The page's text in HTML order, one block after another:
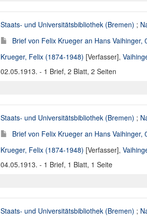
Staats- und Universitätsbibliothek (Bremen) ;
Brief von Felix Krueger an Hans Vaihinger,
Krueger, Felix (1874-1948) [Verfasser],
02.05.1913. - 1 Brief, 2 Blatt, 2 Seiten
Staats- und Universitätsbibliothek (Bremen) ;
Brief von Felix Krueger an Hans Vaihinger,
Krueger, Felix (1874-1948) [Verfasser],
04.05.1913. - 1 Brief, 1 Blatt, 1 Seite
Staats- und Universitätsbibliothek (Bremen) ;